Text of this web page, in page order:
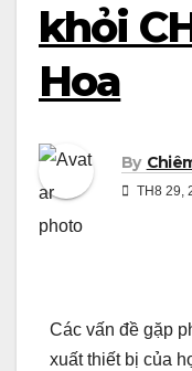
khỏi
Hoa
By
TH8 29,
Các vấn đề gặp
xuất thiết bị của